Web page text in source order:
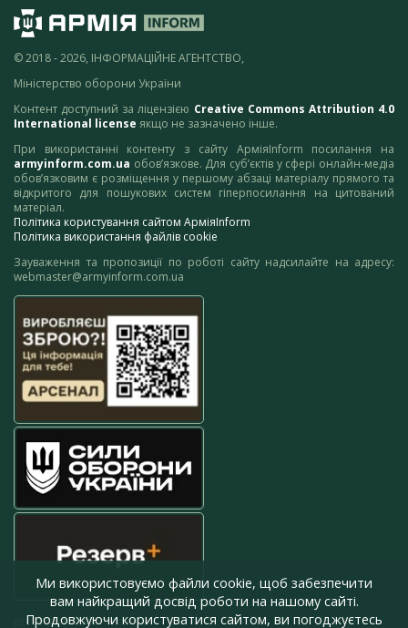
© 2018 - 2026, ІНФОРМАЦІЙНЕ АГЕНТСТВО,
Міністерство оборони України
Контент доступний за ліцензією Creative Commons Attribution 4.0
International license якщо не зазначено інше.
При використанні контенту з сайту АрміяInform посилання на
armyinform.com.ua обов’язкове. Для суб’єктів у сфері онлайн-медіа
обов’язковим є розміщення у першому абзаці матеріалу прямого та
відкритого для пошукових систем гіперпосилання на цитований
матеріал.
Політика користування сайтом АрміяInform
Політика використання файлів cookie
Зауваження та пропозиції по роботі сайту надсилайте на адресу:
webmaster@armyinform.com.ua
press@armyinform.com.ua
Ми використовуємо файли cookie, щоб забезпечити
вам найкращий досвід роботи на нашому сайті.
Продовжуючи користуватися сайтом, ви погоджуєтесь